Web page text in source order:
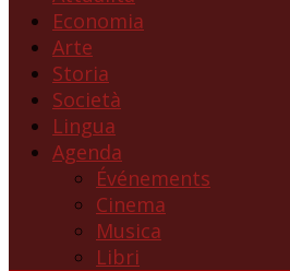
Economia
Arte
Storia
Società
Lingua
Agenda
Événements
Cinema
Musica
Libri